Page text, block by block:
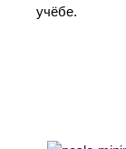
учёбе.